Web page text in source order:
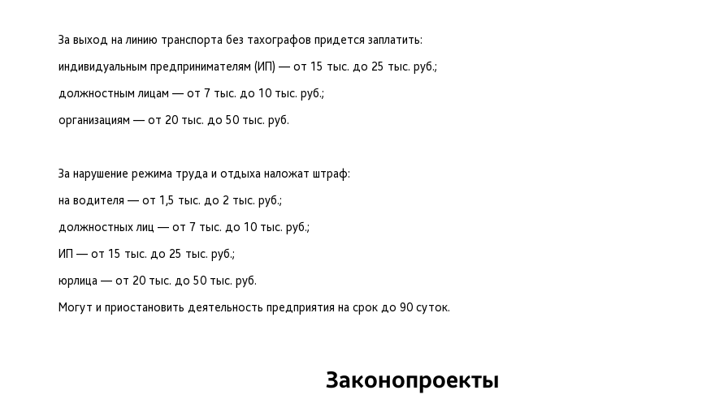
За выход на линию транспорта без тахографов придется заплатить:
индивидуальным предпринимателям (ИП) — от 15 тыс. до 25 тыс. руб.;
должностным лицам — от 7 тыс. до 10 тыс. руб.;
организациям — от 20 тыс. до 50 тыс. руб.
За нарушение режима труда и отдыха наложат штраф:
на водителя — от 1,5 тыс. до 2 тыс. руб.;
должностных лиц — от 7 тыс. до 10 тыс. руб.;
ИП — от 15 тыс. до 25 тыс. руб.;
юрлица — от 20 тыс. до 50 тыс. руб.
Могут и приостановить деятельность предприятия на срок до 90 суток.
Законопроекты